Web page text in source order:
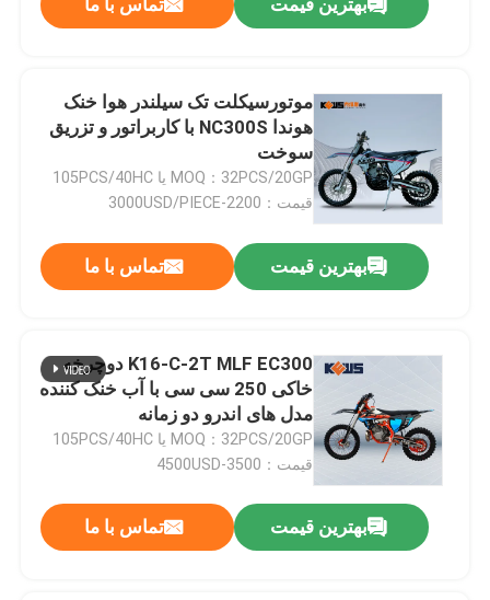
موتورسیکلت تک سیلندر هوا خنک
هوندا NC300S با کاربراتور و تزریق
سوخت
MOQ：32PCS/20GP یا 105PCS/40HC
قیمت：2200-3000USD/PIECE
بهترین قیمت تماس با ما
K16-C-2T MLF EC300 دوچرخه
خاکی 250 سی سی با آب خنک کننده
مدل های اندرو دو زمانه
MOQ：32PCS/20GP یا 105PCS/40HC
قیمت：3500-4500USD
بهترین قیمت تماس با ما